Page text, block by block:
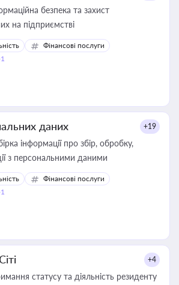
безпека та захист
на підприємстві
Фінансові послуги
даних +19
інформації про збір, обробку,
з персональними даними
Фінансові послуги
+4
статусу та діяльність резиденту